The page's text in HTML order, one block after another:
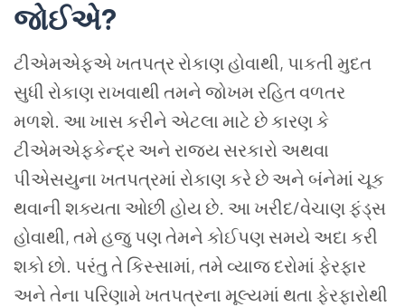
જોઈએ?
ટીએમએફએ ખતપત્ર રોકાણ હોવાથી, પાકતી મુદત
સુધી રોકાણ રાખવાથી તમને જોખમ રહિત વળતર
મળશે. આ ખાસ કરીને એટલા માટે છે કારણ કે
ટીએમએફકેન્દ્ર અને રાજ્ય સરકારો અથવા
પીએસયુના ખતપત્રમાં રોકાણ કરે છે અને બંનેમાં ચૂક
થવાની શક્યતા ઓછી હોય છે. આ ખરીદ/વેચાણ ફંડ્સ
હોવાથી, તમે હજુ પણ તેમને કોઈપણ સમયે અદા કરી
શકો છો. પરંતુ તે કિસ્સામાં, તમે વ્યાજ દરોમાં ફેરફાર
અને તેના પરિણામે ખતપત્રના મૂલ્યમાં થતા ફેરફારોથી